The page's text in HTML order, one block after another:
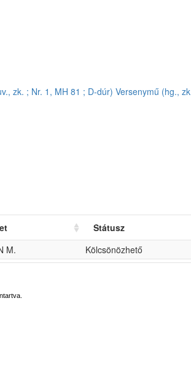
zk. ; Nr. 1, MH 81 ; D-dúr) Versenymű (hg.,
Státusz
M. Kölcsönözhető